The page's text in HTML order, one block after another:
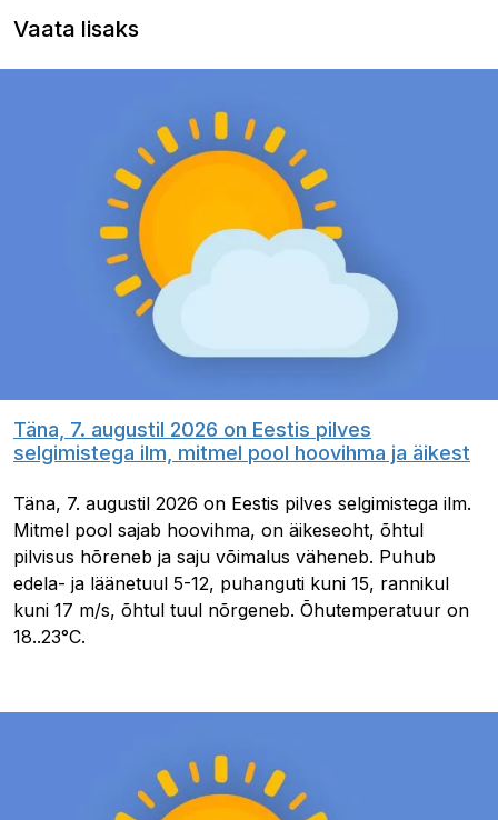
Vaata lisaks
Täna, 7. augustil 2026 on Eestis pilves
selgimistega ilm, mitmel pool hoovihma ja äikest
Täna, 7. augustil 2026 on Eestis pilves selgimistega ilm.
Mitmel pool sajab hoovihma, on äikeseoht, õhtul
pilvisus hõreneb ja saju võimalus väheneb. Puhub
edela- ja läänetuul 5-12, puhanguti kuni 15, rannikul
kuni 17 m/s, õhtul tuul nõrgeneb. Õhutemperatuur on
18..23°C.